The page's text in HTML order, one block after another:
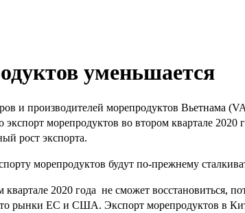
уменьшается
и производителей морепродуктов Вьетнама
экспорт морепродуктов во втором квартале
рост экспорта.
морепродуктов будут по-прежнему
квартале 2020 года не сможет
рынки ЕС и США. Экспорт морепродуктов в